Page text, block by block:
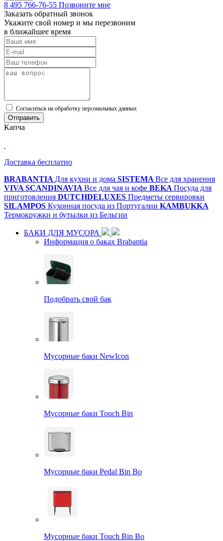
8 495 766-76-55 Позвоните мне
Заказать обратный звонок
Укажите свой номер и мы перезвоним
в ближайшее время
Cогласиться на обработку персональных данных
Отправить
Капча
Доставка бесплатно
BRABANTIA Для кухни и дома SISTEMA Все для хранения
VIVA SCANDINAVIA Все для чая и кофе BEKA Посуда для
приготовления DUTCHDELUXES Предметы сервировки
SILAMPOS Кухонная посуда из Португалии KAMBUKKA
Термокружки и бутылки из Бельгии
БАКИ ДЛЯ МУСОРА
Информация о баках Brabantia
Подобрать свой бак
Мусорные баки NewIcon
Мусорные баки Touch Bin
Мусорные баки Pedal Bin Bo
Мусорные баки Touch Bin Bo